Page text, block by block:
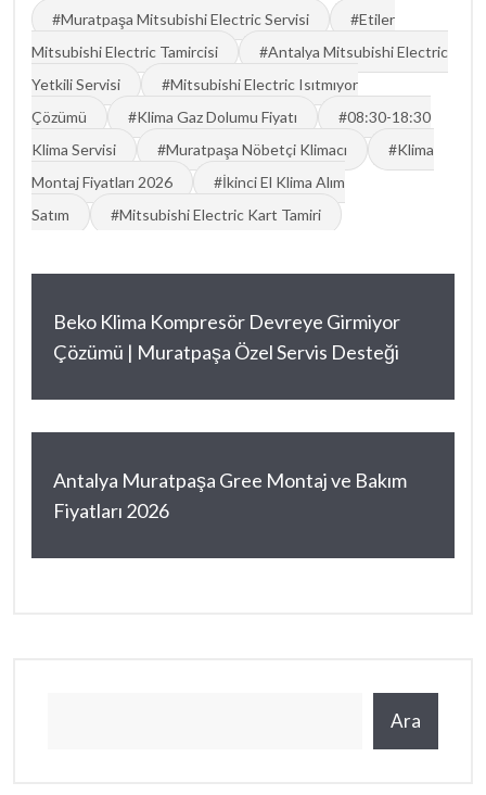
#Muratpaşa Mitsubishi Electric Servisi
#Etiler
Mitsubishi Electric Tamircisi
#Antalya Mitsubishi Electric
Yetkili Servisi
#Mitsubishi Electric Isıtmıyor
Çözümü
#Klima Gaz Dolumu Fiyatı
#08:30-18:30
Klima Servisi
#Muratpaşa Nöbetçi Klimacı
#Klima
Montaj Fiyatları 2026
#İkinci El Klima Alım
Satım
#Mitsubishi Electric Kart Tamiri
Beko Klima Kompresör Devreye Girmiyor
Çözümü | Muratpaşa Özel Servis Desteği
Antalya Muratpaşa Gree Montaj ve Bakım
Fiyatları 2026
Ara